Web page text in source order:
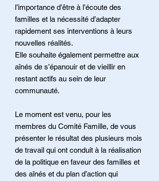
l’importance d’être à l’écoute des
familles et la nécessité d’adapter
rapidement ses interventions à leurs
nouvelles réalités.
Elle souhaite également permettre aux
aînés de s’épanouir et de vieillir en
restant actifs au sein de leur
communauté.
Le moment est venu, pour les
membres du Comité Famille, de vous
présenter le résultat des plusieurs mois
de travail qui ont conduit à la réalisation
de la politique en faveur des familles et
des aînés et du plan d’action qui